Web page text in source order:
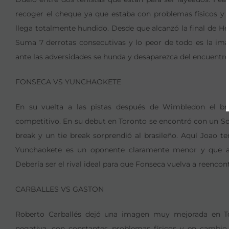
recoger el cheque ya que estaba con problemas físicos y
llega totalmente hundido. Desde que alcanzó la final de
Suma 7 derrotas consecutivas y lo peor de todo es la
ante las adversidades se hunda y desaparezca del encuentro.
FONSECA VS YUNCHAOKETE
En su vuelta a las pistas después de Wimbledon el
competitivo. En su debut en Toronto se encontró con un
break y un tie break sorprendió al brasileño. Aquí Joao
Yunchaokete es un oponente claramente menor y
Debería ser el rival ideal para que Fonseca vuelva a
CARBALLES VS GASTON
Roberto Carballés dejó una imagen muy mejorada en